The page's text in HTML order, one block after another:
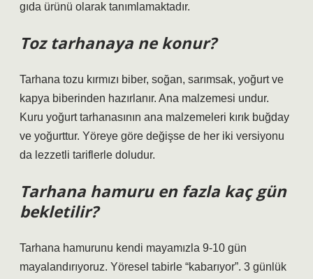
gıda ürünü olarak tanımlamaktadır.
Toz tarhanaya ne konur?
Tarhana tozu kırmızı biber, soğan, sarımsak, yoğurt ve
kapya biberinden hazırlanır. Ana malzemesi undur.
Kuru yoğurt tarhanasının ana malzemeleri kırık buğday
ve yoğurttur. Yöreye göre değişse de her iki versiyonu
da lezzetli tariflerle doludur.
Tarhana hamuru en fazla kaç gün
bekletilir?
Tarhana hamurunu kendi mayamızla 9-10 gün
mayalandırıyoruz. Yöresel tabirle “kabarıyor”. 3 günlük